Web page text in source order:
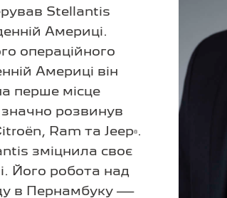
Stellantis
Америці.
операційного
Америці він
перше місце
розвинув
Ram та Jeep®.
зміцнила своє
Його робота над
в Пернамбуку —